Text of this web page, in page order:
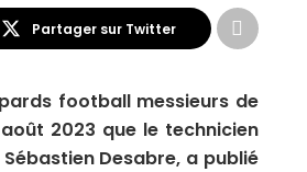
Partager sur Twitter
football messieurs de
2023 que le technicien
Desabre, a publié